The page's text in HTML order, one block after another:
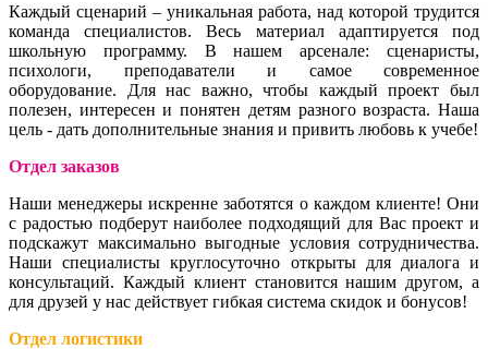
Каждый сценарий – уникальная работа, над которой трудится
команда специалистов. Весь материал адаптируется под
школьную программу. В нашем арсенале: сценаристы,
психологи, преподаватели и самое современное
оборудование. Для нас важно, чтобы каждый проект был
полезен, интересен и понятен детям разного возраста. Наша
цель - дать дополнительные знания и привить любовь к учебе!
Отдел заказов
Наши менеджеры искренне заботятся о каждом клиенте! Они
с радостью подберут наиболее подходящий для Вас проект и
подскажут максимально выгодные условия сотрудничества.
Наши специалисты круглосуточно открыты для диалога и
консультаций. Каждый клиент становится нашим другом, а
для друзей у нас действует гибкая система скидок и бонусов!
Отдел логистики